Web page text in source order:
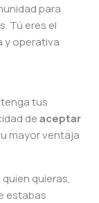
para
Tú eres el
y operativa
tus
deaceptar
mayor ventaja
quieras,
estabas